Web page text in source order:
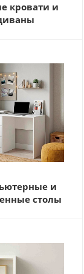
кровати и
и
столы